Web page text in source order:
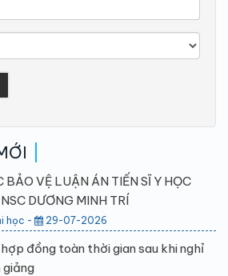
BẢO VỆ LUẬN ÁN TIẾN SĨ Y HỌC
DƯƠNG MINH TRÍ
học - 29-07-2026
đồng toàn thời gian sau khi nghỉ
giảng